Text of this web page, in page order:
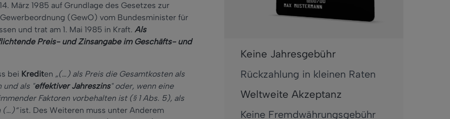
März 1985 auf Grundlage des Gesetzes zur
(GewO) vom Bundesminister für
und trat am 1. Mai 1985 in Kraft. Als
Preis- und Zinsangabe im Geschäfts- und
bei Krediten „(…) als Preis die Gesamtkosten als
und als "effektiver Jahreszins" oder, wenn eine
Faktoren vorbehalten ist (§ 1 Abs. 5), als
(…)“ist. Des Weiteren muss unter Anderem
Keine Jahresgebühr
Rückzahlung in kleinen Raten
Weltweite Akzeptanz
Keine Fremdwährungsgebühr